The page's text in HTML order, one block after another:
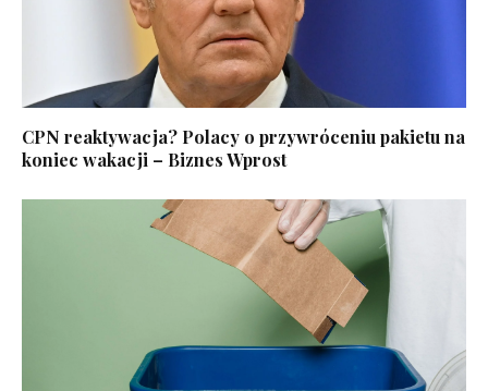
CPN reaktywacja? Polacy o przywróceniu pakietu na
koniec wakacji – Biznes Wprost